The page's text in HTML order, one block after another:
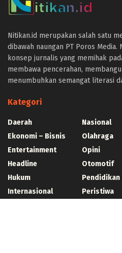
slot777
slot scatter hitam
https://ptnobelindonesia.com/
https://okegas.id/
https://
https://store.scuto.co.id/wp-
https://selumakab.go.id/
https://krakatauniaga.co.id/run/
https://bossfood.co.id/wp-
slot138
slot138
sultan69
joker123
slot depo 10k
Nitikan.id merupakan salah satu
dibawah naungan PT Poros Media.
konsep jurnalis yang memihak
membawa pencerahan,
menumbuhkan semangat literasi
Kategori
Daerah
Ekonomi – Bisnis
Entertainment
Headline
Hukum
Internasional
Nasional
Olahraga
Opini
Otomotif
Pendidikan
Peristiwa